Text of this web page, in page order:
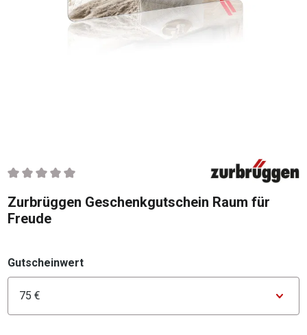
Durchschnittliche Bewertung von 0 von 5 Sternen
Zurbrüggen Geschenkgutschein Raum für
Freude
Gutscheinwertauswählen